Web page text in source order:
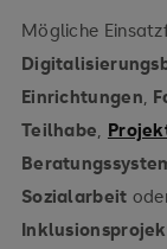
Mögliche
Einrichtungen,
Teilhabe,
Sozialarbeit